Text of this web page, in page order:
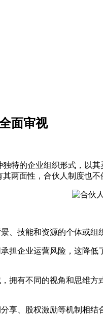
面审视
的企业组织形式，以其
两面性，合伙人制度也
、技能和资源的个体或组
承担企业运营风险，这降
，拥有不同的视角和思维
分享、股权激励等机制相